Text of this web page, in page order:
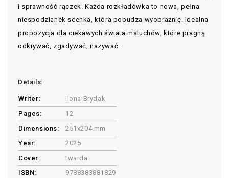
i sprawność rączek. Każda rozkładówka to nowa, pełna
niespodzianek scenka, która pobudza wyobraźnię. Idealna
propozycja dla ciekawych świata maluchów, które pragną
odkrywać, zgadywać, nazywać.
Details:
Writer:
Ilona Brydak
Pages:
12
Dimensions:
251x204 mm
Year:
2025
Cover:
twarda
ISBN:
9788383881829